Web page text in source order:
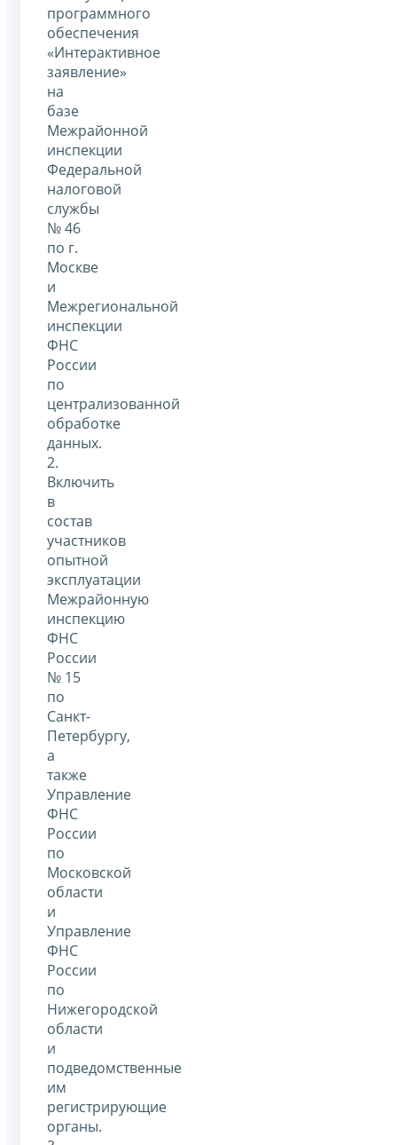
программного
обеспечения
«Интерактивное
заявление»
на
базе
Межрайонной
инспекции
Федеральной
налоговой
службы
№ 46
по г.
Москве
и
Межрегиональной
инспекции
ФНС
России
по
централизованной
обработке
данных.
2.
Включить
в
состав
участников
опытной
эксплуатации
Межрайонную
инспекцию
ФНС
России
№ 15
по
Санкт-
Петербургу,
а
также
Управление
ФНС
России
по
Московской
области
и
Управление
ФНС
России
по
Нижегородской
области
и
подведомственные
им
регистрирующие
органы.